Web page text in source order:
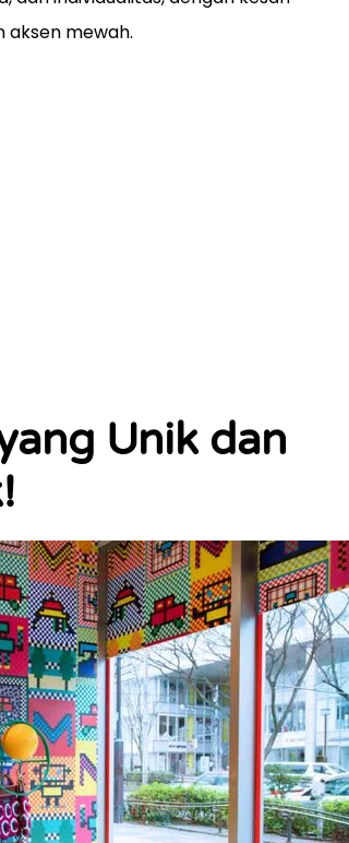
aksen mewah.
Unik dan